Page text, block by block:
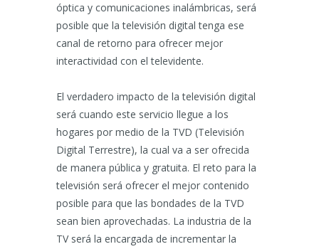
óptica y comunicaciones inalámbricas, será
posible que la televisión digital tenga ese
canal de retorno para ofrecer mejor
interactividad con el televidente.
El verdadero impacto de la televisión digital
será cuando este servicio llegue a los
hogares por medio de la TVD (Televisión
Digital Terrestre), la cual va a ser ofrecida
de manera pública y gratuita. El reto para la
televisión será ofrecer el mejor contenido
posible para que las bondades de la TVD
sean bien aprovechadas. La industria de la
TV será la encargada de incrementar la